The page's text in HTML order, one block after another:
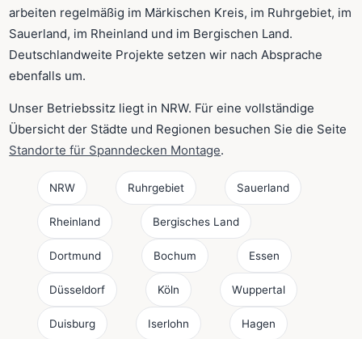
arbeiten regelmäßig im Märkischen Kreis, im Ruhrgebiet, im
Sauerland, im Rheinland und im Bergischen Land.
Deutschlandweite Projekte setzen wir nach Absprache
ebenfalls um.
Unser Betriebssitz liegt in NRW. Für eine vollständige
Übersicht der Städte und Regionen besuchen Sie die Seite
Standorte für Spanndecken Montage.
NRW Ruhrgebiet Sauerland
Rheinland Bergisches Land
Dortmund Bochum Essen
Düsseldorf Köln Wuppertal
Duisburg Iserlohn Hagen